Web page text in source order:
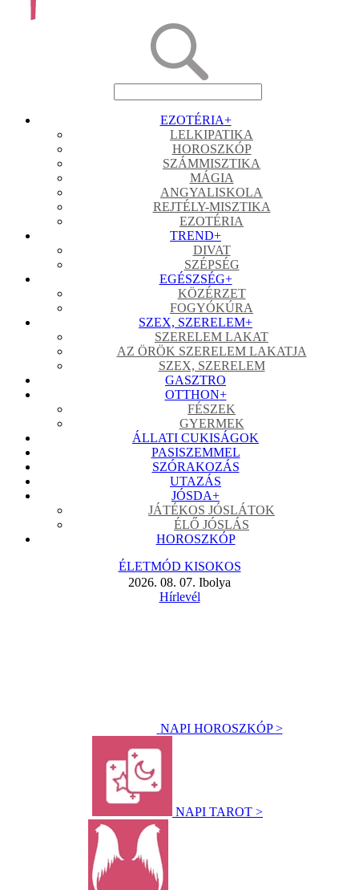
EZOTÉRIA+
LELKIPATIKA
HOROSZKÓP
SZÁMMISZTIKA
MÁGIA
ANGYALISKOLA
REJTÉLY-MISZTIKA
EZOTÉRIA
TREND+
DIVAT
SZÉPSÉG
EGÉSZSÉG+
KÖZÉRZET
FOGYÓKÚRA
SZEX, SZERELEM+
SZERELEM LAKAT
AZ ÖRÖK SZERELEM LAKATJA
SZEX, SZERELEM
GASZTRO
OTTHON+
FÉSZEK
GYERMEK
ÁLLATI CUKISÁGOK
PASISZEMMEL
SZÓRAKOZÁS
UTAZÁS
JÓSDA+
JÁTÉKOS JÓSLÁTOK
ÉLŐ JÓSLÁS
HOROSZKÓP
ÉLETMÓD KISOKOS
2026. 08. 07. Ibolya
Hírlevél
NAPI HOROSZKÓP >
NAPI TAROT >